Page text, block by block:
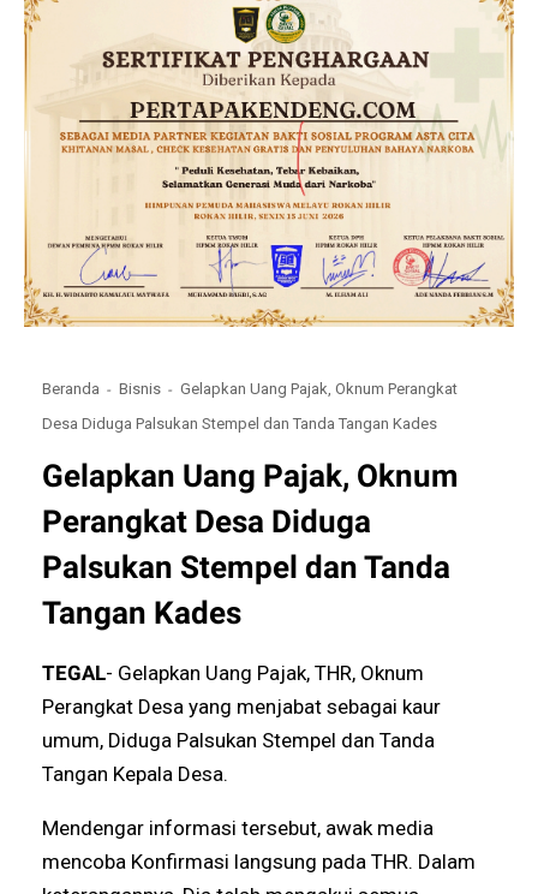
Beranda Bisnis
Gelapkan Uang Pajak, Oknum Perangkat
Desa Diduga Palsukan Stempel dan Tanda Tangan Kades
Gelapkan Uang Pajak, Oknum
Perangkat Desa Diduga
Palsukan Stempel dan Tanda
Tangan Kades
TEGAL- Gelapkan Uang Pajak, THR, Oknum
Perangkat Desa yang menjabat sebagai kaur
umum, Diduga Palsukan Stempel dan Tanda
Tangan Kepala Desa.
Mendengar informasi tersebut, awak media
mencoba Konfirmasi langsung pada THR. Dalam